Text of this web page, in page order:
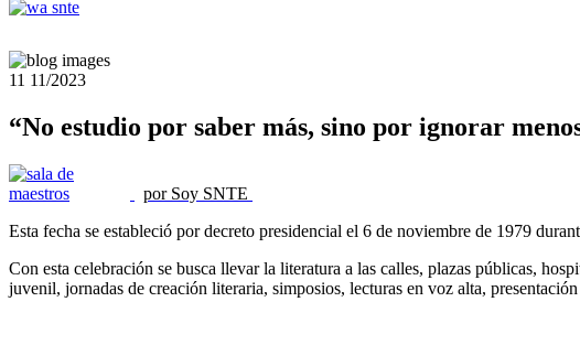
11 11/2023
“No estudio por saber más, sino por ignorar
por Soy SNTE
Esta fecha se estableció por decreto presidencial el 6 de noviembre de 1979
Con esta celebración se busca llevar la literatura a las calles, plazas públicas,
juvenil, jornadas de creación literaria, simposios, lecturas en voz alta,